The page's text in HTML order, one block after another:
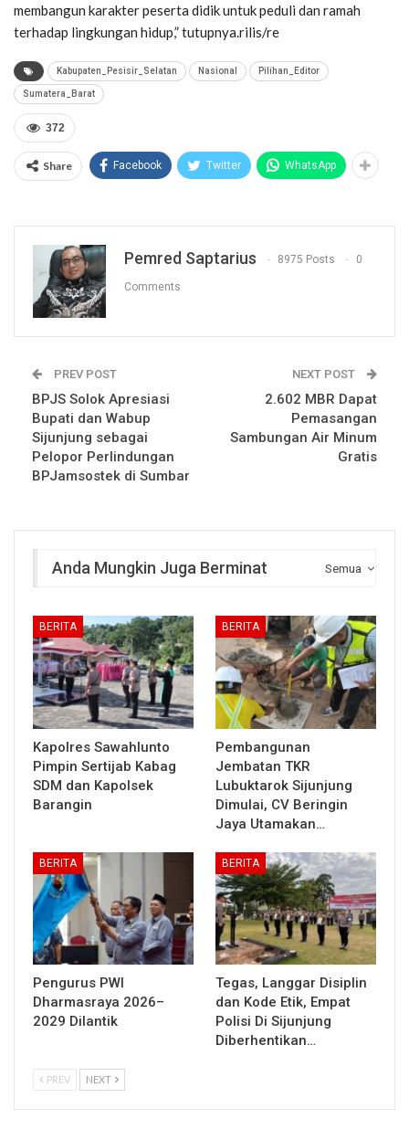
membangun karakter peserta didik untuk peduli dan ramah
terhadap lingkungan hidup,” tutupnya.rilis/re
Kabupaten_Pesisir_Selatan Nasional Pilihan_Editor
Sumatera_Barat
372
Share Facebook Twitter WhatsApp
Pemred Saptarius 8975 Posts 0
Comments
PREV POST
BPJS Solok Apresiasi
Bupati dan Wabup
Sijunjung sebagai
Pelopor Perlindungan
BPJamsostek di Sumbar
NEXT POST
2.602 MBR Dapat
Pemasangan
Sambungan Air Minum
Gratis
Semua
Anda Mungkin Juga Berminat
BERITA
Kapolres Sawahlunto
Pimpin Sertijab Kabag
SDM dan Kapolsek
Barangin
BERITA
Pembangunan
Jembatan TKR
Lubuktarok Sijunjung
Dimulai, CV Beringin
Jaya Utamakan…
BERITA
Pengurus PWI
Dharmasraya 2026–
2029 Dilantik
BERITA
Tegas, Langgar Disiplin
dan Kode Etik, Empat
Polisi Di Sijunjung
Diberhentikan…
PREV NEXT